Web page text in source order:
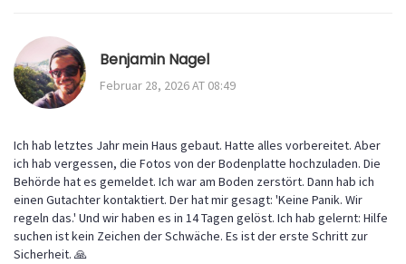
Benjamin Nagel
Februar 28, 2026 AT 08:49
Ich hab letztes Jahr mein Haus gebaut. Hatte alles vorbereitet. Aber
ich hab vergessen, die Fotos von der Bodenplatte hochzuladen. Die
Behörde hat es gemeldet. Ich war am Boden zerstört. Dann hab ich
einen Gutachter kontaktiert. Der hat mir gesagt: 'Keine Panik. Wir
regeln das.' Und wir haben es in 14 Tagen gelöst. Ich hab gelernt: Hilfe
suchen ist kein Zeichen der Schwäche. Es ist der erste Schritt zur
Sicherheit. 🙏